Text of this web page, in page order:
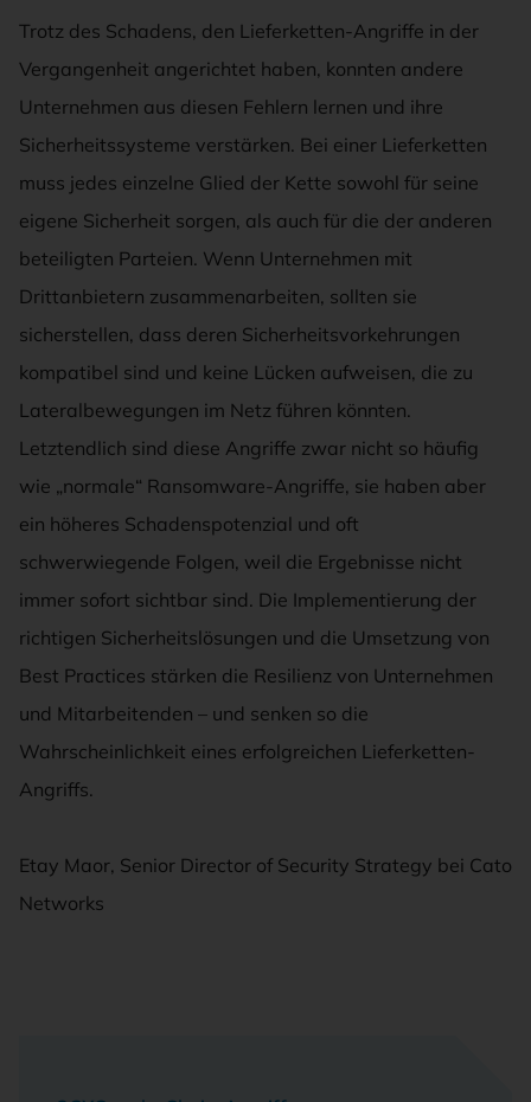
Trotz des Schadens, den Lieferketten-Angriffe in der
Vergangenheit angerichtet haben, konnten andere
Unternehmen aus diesen Fehlern lernen und ihre
Sicherheitssysteme verstärken. Bei einer Lieferketten
muss jedes einzelne Glied der Kette sowohl für seine
eigene Sicherheit sorgen, als auch für die der anderen
beteiligten Parteien. Wenn Unternehmen mit
Drittanbietern zusammenarbeiten, sollten sie
sicherstellen, dass deren Sicherheitsvorkehrungen
kompatibel sind und keine Lücken aufweisen, die zu
Lateralbewegungen im Netz führen könnten.
Letztendlich sind diese Angriffe zwar nicht so häufig
wie „normale“ Ransomware-Angriffe, sie haben aber
ein höheres Schadenspotenzial und oft
schwerwiegende Folgen, weil die Ergebnisse nicht
immer sofort sichtbar sind. Die Implementierung der
richtigen Sicherheitslösungen und die Umsetzung von
Best Practices stärken die Resilienz von Unternehmen
und Mitarbeitenden – und senken so die
Wahrscheinlichkeit eines erfolgreichen Lieferketten-
Angriffs.
Etay Maor, Senior Director of Security Strategy bei Cato
Networks